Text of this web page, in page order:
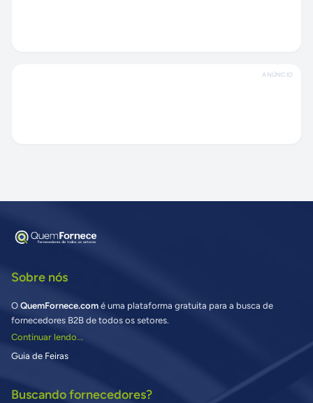
ANÚNCIO
Sobre nós
O QuemFornece.com é uma plataforma gratuita para a busca de
fornecedores B2B de todos os setores.
Continuar lendo...
Guia de Feiras
Buscando fornecedores?